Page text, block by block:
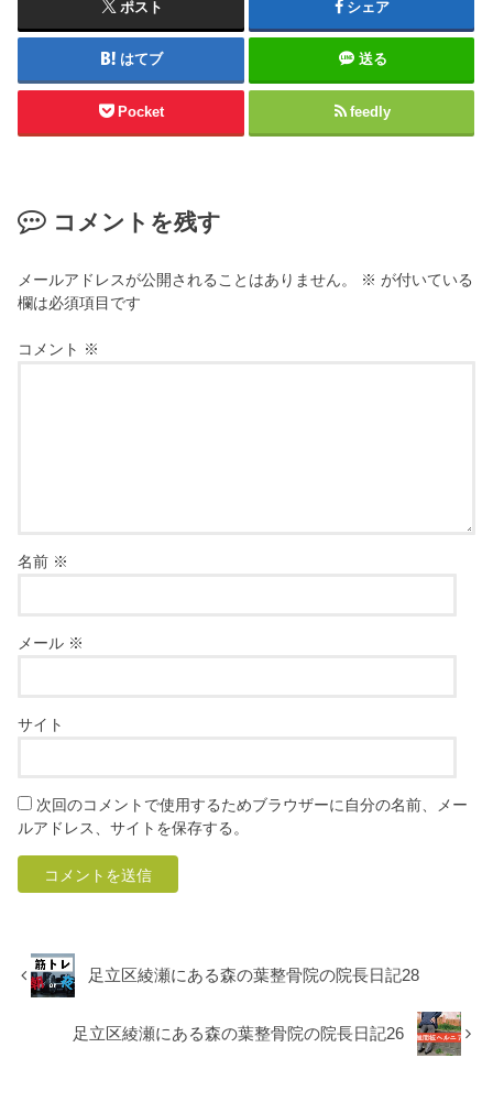
ポスト シェア
はてブ 送る
Pocket feedly
コメントを残す
メールアドレスが公開されることはありません。 ※ が付いている
欄は必須項目です
コメント ※
名前 ※
メール ※
サイト
次回のコメントで使用するためブラウザーに自分の名前、メー
ルアドレス、サイトを保存する。
足立区綾瀬にある森の葉整骨院の院長日記28
足立区綾瀬にある森の葉整骨院の院長日記26